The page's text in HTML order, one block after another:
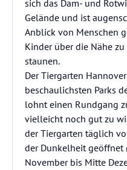
sich das Dam- und
Gelände und ist
Anblick von Menschen
Kinder über die Nähe
staunen.
Der Tiergarten
beschaulichsten Parks
lohnt einen Rundgang
vielleicht noch gut zu
der Tiergarten täglich
der Dunkelheit geöffnet
November bis Mitte